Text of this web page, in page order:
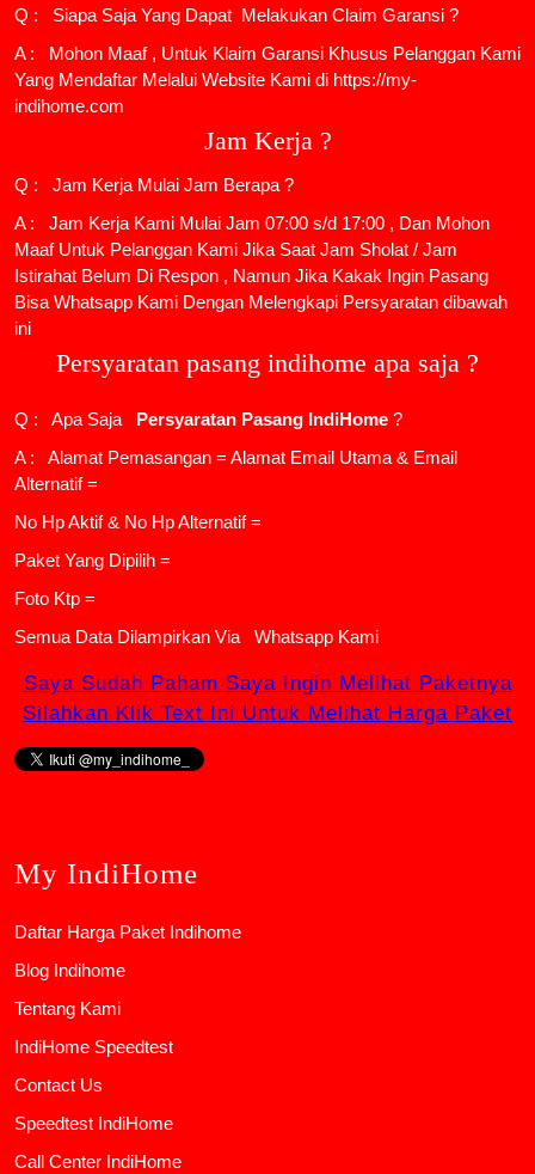
Q : Siapa Saja Yang Dapat Melakukan Claim Garansi ?
A : Mohon Maaf , Untuk Klaim Garansi Khusus Pelanggan Kami
Yang Mendaftar Melalui Website Kami di https://my-
indihome.com
Jam Kerja ?
Q : Jam Kerja Mulai Jam Berapa ?
A : Jam Kerja Kami Mulai Jam 07:00 s/d 17:00 , Dan Mohon
Maaf Untuk Pelanggan Kami Jika Saat Jam Sholat / Jam
Istirahat Belum Di Respon , Namun Jika Kakak Ingin Pasang
Bisa Whatsapp Kami Dengan Melengkapi Persyaratan dibawah
ini
Persyaratan pasang indihome apa saja ?
Q : Apa Saja Persyaratan Pasang IndiHome ?
A : Alamat Pemasangan = Alamat Email Utama & Email
Alternatif =
No Hp Aktif & No Hp Alternatif =
Paket Yang Dipilih =
Foto Ktp =
Semua Data Dilampirkan Via
Whatsapp Kami
Saya Sudah Paham Saya Ingin Melihat Paketnya
Silahkan Klik Text Ini Untuk Melihat Harga Paket
My IndiHome
Daftar Harga Paket Indihome
Blog Indihome
Tentang Kami
IndiHome Speedtest
Contact Us
Speedtest IndiHome
Call Center IndiHome